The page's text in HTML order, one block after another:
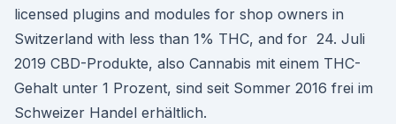
licensed plugins and modules for shop owners in
Switzerland with less than 1% THC, and for 24. Juli
2019 CBD-Produkte, also Cannabis mit einem THC-
Gehalt unter 1 Prozent, sind seit Sommer 2016 frei im
Schweizer Handel erhältlich.